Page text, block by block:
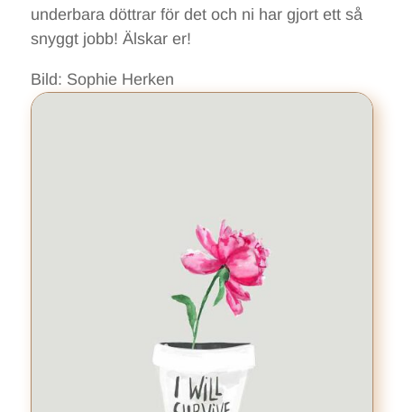
underbara döttrar för det och ni har gjort ett så
snyggt jobb! Älskar er!
Bild: Sophie Herken